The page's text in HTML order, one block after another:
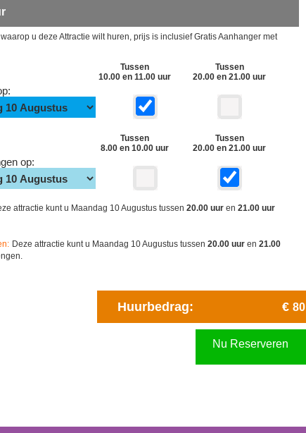
u deze Attractie wilt huren, prijs is inclusief Gratis Aanhanger met
Tussen
10.00 en 11.00 uur
Tussen
20.00 en 21.00 uur
Tussen
8.00 en 10.00 uur
Tussen
20.00 en 21.00 uur
op:
attractie kunt u Maandag 10 Augustus tussen 20.00 uur en 21.00 uur
Deze attractie kunt u Maandag 10 Augustus tussen 20.00 uur en 21.00
Huurbedrag: €80
Nu Reserveren